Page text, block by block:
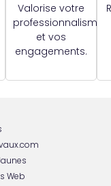
Valorise votre
professionnalisme
et vos
engagements.
Web